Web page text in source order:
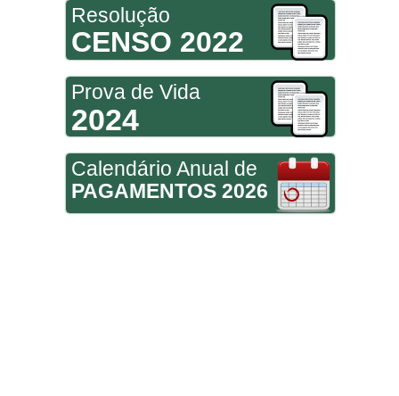
Resolução
CENSO 2022
Prova de Vida
2024
Calendário Anual de
PAGAMENTOS 2026